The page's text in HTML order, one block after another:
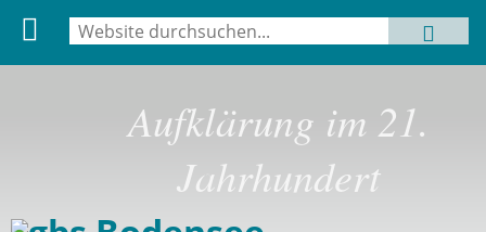
MENU
Aufklärung im 21.
Jahrhundert
Suchformular
Suche